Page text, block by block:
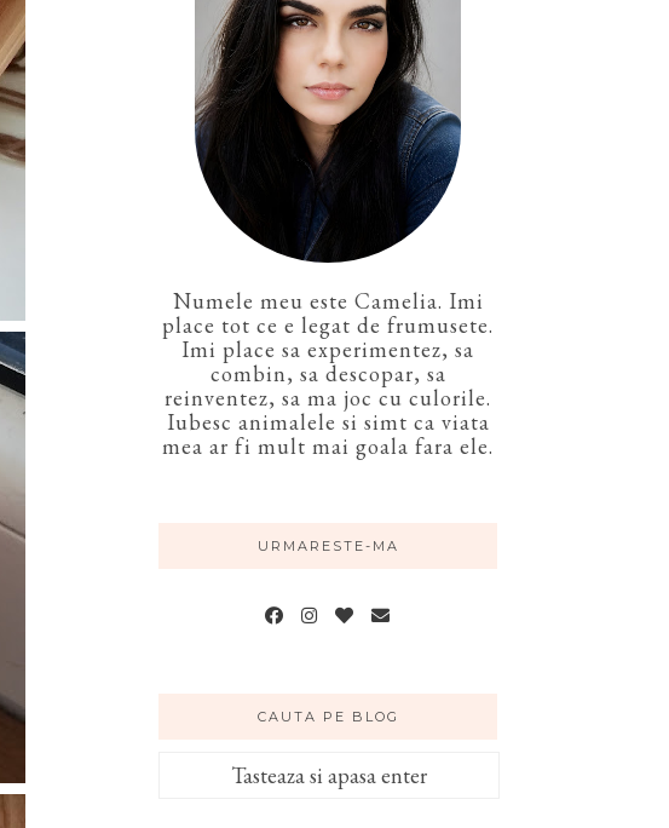
Numele meu este Camelia. Imi
place tot ce e legat de frumusete.
Imi place sa experimentez, sa
combin, sa descopar, sa
reinventez, sa ma joc cu culorile.
Iubesc animalele si simt ca viata
mea ar fi mult mai goala fara ele.
URMARESTE-MA
CAUTA PE BLOG